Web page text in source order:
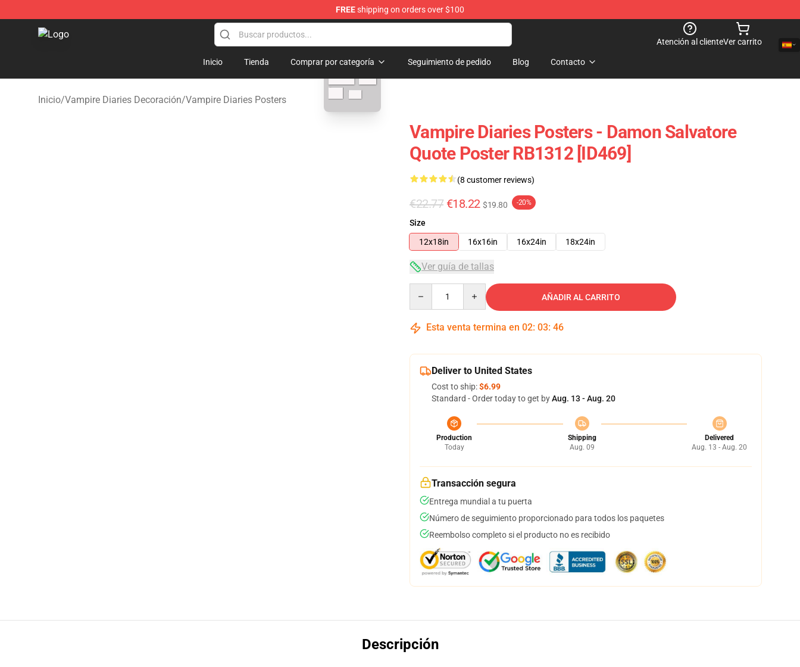
FREEshipping on orders over $100
The Vampire Diaries Shop - Official The Vampire Diaries Merchandise Store
Atención al clienteVer carrito
Inicio Tienda Comprar por categoría Seguimiento de pedido Blog Contacto
Inicio/Vampire Diaries Decoración/Vampire Diaries Posters
Vampire Diaries Posters - Damon Salvatore
Quote Poster RB1312 [ID469]
(8 customer reviews)
€22.77 €18.22 $19.80 -20%
Size
12x18in
16x16in 16x24in 18x24in
Ver guía de tallas
AÑADIR AL CARRITO
Esta venta termina en 02: 03: 45
Deliver to United States
Cost to ship:$6.99
Standard - Order today to get byAug. 13 - Aug. 20
Production
Today
Shipping
Aug. 09
Delivered
Aug. 13 - Aug. 20
Transacción segura
Entrega mundial a tu puerta
Número de seguimiento proporcionado para todos los paquetes
Reembolso completo si el producto no es recibido
Descripción